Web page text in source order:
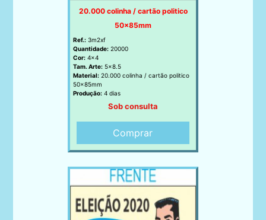
20.000 colinha / cartão politico
50x85mm
Ref.: 3m2xf
Quantidade: 20000
Cor: 4x4
Tam. Arte: 5x8.5
Material: 20.000 colinha / cartão politico
50x85mm
Produção: 4 dias
Sob consulta
Comprar